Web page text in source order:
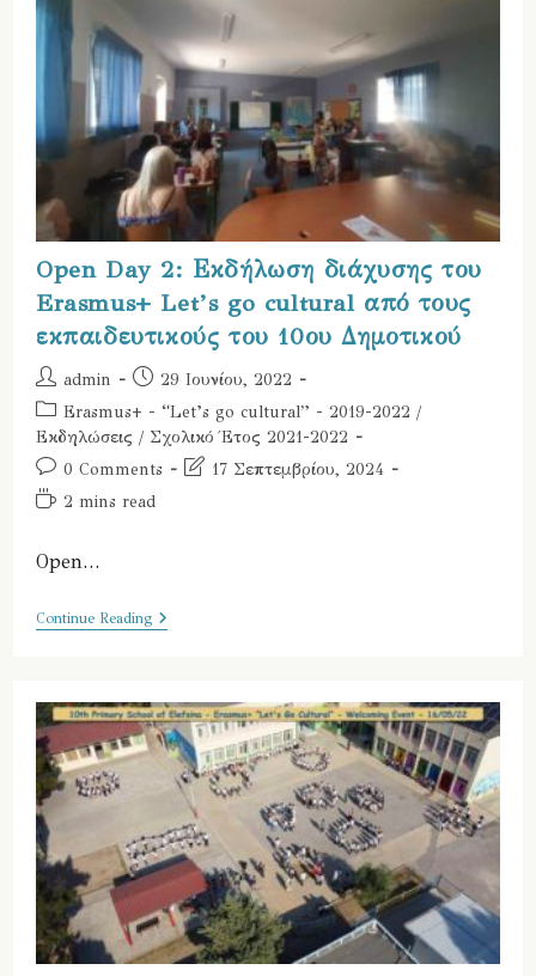
Open Day 2: Εκδήλωση διάχυσης του
Erasmus+ Let’s go cultural από τους
εκπαιδευτικούς του 10ου Δημοτικού
Post
author:
admin
Post
published:
29 Ιουνίου, 2022
Post
category:
Erasmus+ - “Let’s go cultural” - 2019-2022 /
Εκδηλώσεις / Σχολικό Έτος 2021-2022
Post
comments:
0 Comments
Post17 Σεπτεμβρίου, 2024
Reading2 mins read
Open…
Continue ReadingOpen
Day
Του
Erasmus+
Let’s
Go
Cultural
Τους
Εκπαιδευτικούς
Του
10ου
Δημοτικού